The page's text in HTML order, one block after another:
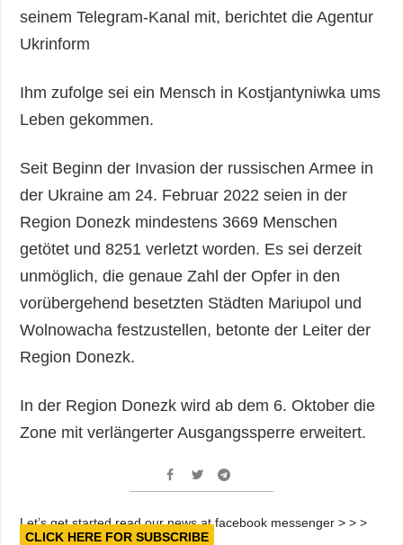
seinem Telegram-Kanal mit, berichtet die Agentur
Ukrinform
Ihm zufolge sei ein Mensch in Kostjantyniwka ums
Leben gekommen.
Seit Beginn der Invasion der russischen Armee in
der Ukraine am 24. Februar 2022 seien in der
Region Donezk mindestens 3669 Menschen
getötet und 8251 verletzt worden. Es sei derzeit
unmöglich, die genaue Zahl der Opfer in den
vorübergehend besetzten Städten Mariupol und
Wolnowacha festzustellen, betonte der Leiter der
Region Donezk.
In der Region Donezk wird ab dem 6. Oktober die
Zone mit verlängerter Ausgangssperre erweitert.
Let’s get started read our news at facebook messenger > > >
CLICK HERE FOR SUBSCRIBE